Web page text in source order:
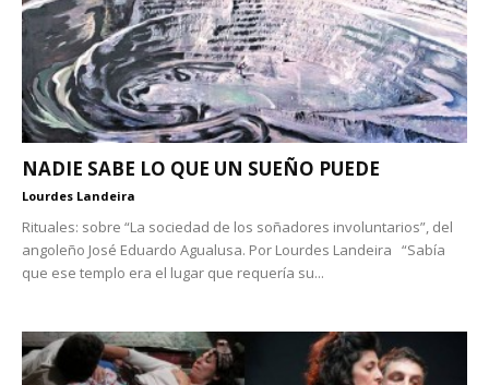
NADIE SABE LO QUE UN SUEÑO PUEDE
Lourdes Landeira
Rituales: sobre “La sociedad de los soñadores involuntarios”, del
angoleño José Eduardo Agualusa. Por Lourdes Landeira “Sabía
que ese templo era el lugar que requería su...